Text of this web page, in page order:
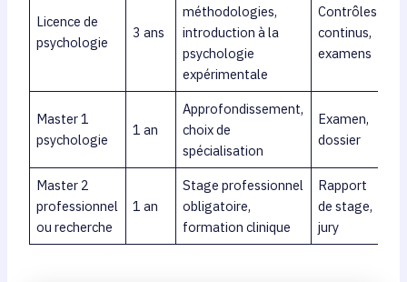
Licence de
psychologie
3 ans
méthodologies,
introduction à la
psychologie
expérimentale
Contrôles
continus,
examens
Master 1
psychologie
1 an
Approfondissement,
choix de
spécialisation
Examen,
dossier
Master 2
professionnel
ou recherche
1 an
Stage professionnel
obligatoire,
formation clinique
Rapport
de stage,
jury